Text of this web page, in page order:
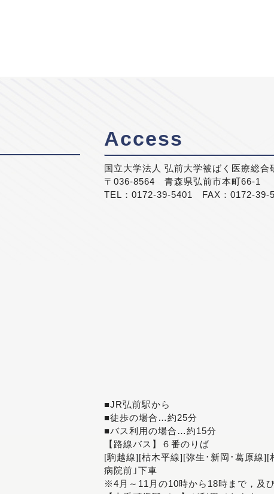
Access
国立大学法人 弘前大学被ばく医療総合
〒036-8564 青森県弘前市本町66-1
TEL：0172-39-5401 FAX：0172-39-
■JR弘前駅から
■徒歩の場合…約25分
■バス利用の場合…約15分
【路線バス】６番のりば
[駒越線][枯木平線][弥生･新岡･葛原線
病院前｣下車
※4月～11月の10時から18時まで，及